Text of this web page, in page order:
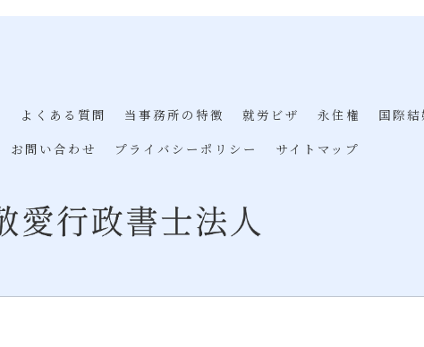
よくある質問 当事務所の特徴 就労ビザ 永住権 国際結
お問い合わせ プライバシーポリシー サイトマップ